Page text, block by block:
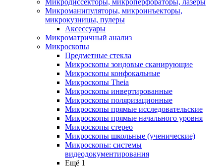
Микродиссекторы, микроперфораторы, лазеры
Микроманипуляторы, микроинъекторы,
микрокузницы, пулеры
Аксессуары
Микроматричный анализ
Микроскопы
Предметные стекла
Микроскопы зондовые сканирующие
Микроскопы конфокальные
Микроскопы Theia
Микроскопы инвертированные
Микроскопы поляризационные
Микроскопы прямые исследовательские
Микроскопы прямые начального уровня
Микроскопы стерео
Микроскопы школьные (ученические)
Микроскопы: системы
видеодокументирования
Ещё 1